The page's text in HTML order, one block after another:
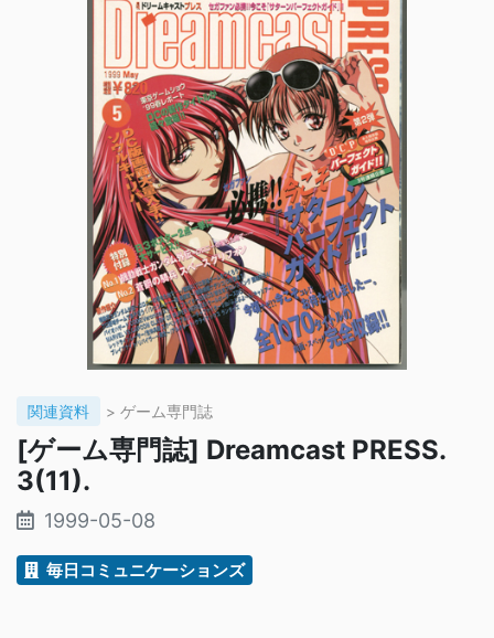
関連資料 > ゲーム専門誌
[ゲーム専門誌] Dreamcast PRESS.
3(11).
1999-05-08
毎日コミュニケーションズ